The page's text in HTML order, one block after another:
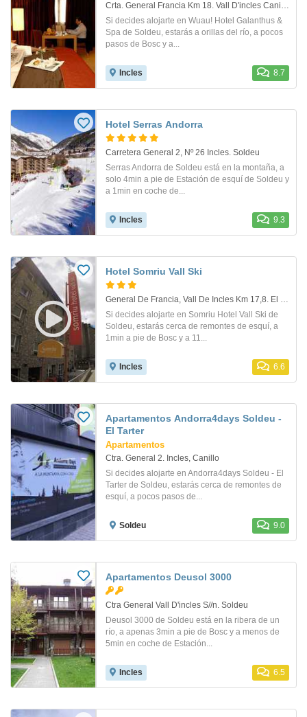
Crta. General Francia Km 18. Vall D'incles Canillo
Si decides alojarte en Wuau! Hotel Galanthus &
Spa de Soldeu, estarás a orillas del río, a pocos
pasos de Bosc y a...
Incles 8.7
Hotel Serras Andorra
Carretera General 2, Nº 26 Incles. Soldeu
Serras Andorra de Soldeu está en la montaña, a
solo 4min a pie de Estación de esquí de Soldeu y
a 1min en coche de...
Incles 9.3
Hotel Somriu Vall Ski
General De Francia, Vall De Incles Km 17,8. El Tarter
Si decides alojarte en Somriu Hotel Vall Ski de
Soldeu, estarás cerca de remontes de esquí, a
1min a pie de Bosc y a 11...
Incles 6.6
Apartamentos Andorra4days Soldeu -
El Tarter
Apartamentos
Ctra. General 2. Incles, Canillo
Si decides alojarte en Andorra4days Soldeu - El
Tarter de Soldeu, estarás cerca de remontes de
esquí, a pocos pasos de...
Soldeu 9.0
Apartamentos Deusol 3000
Ctra General Vall D'incles S//n. Soldeu
Deusol 3000 de Soldeu está en la ribera de un
río, a apenas 3min a pie de Bosc y a menos de
5min en coche de Estación...
Incles 6.5